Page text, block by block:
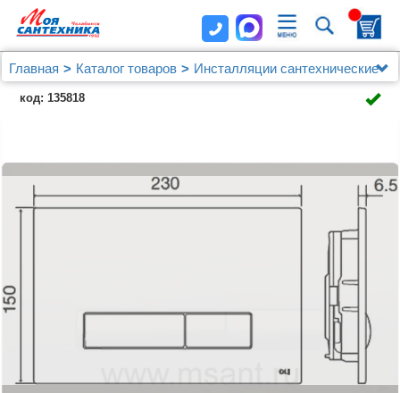
Главная Каталог товаров
Инсталляции сантехнические
OLI
Кнопка смыва OLI Glam 139187 черная
код: 135818